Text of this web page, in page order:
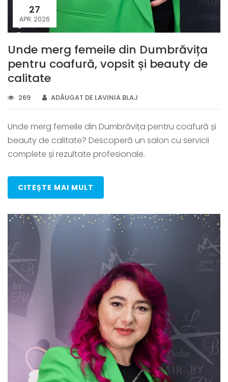
27
APR. 2026
Unde merg femeile din Dumbrăvița
pentru coafură, vopsit și beauty de
calitate
269 ADĂUGAT DE LAVINIA BLAJ
Unde merg femeile din Dumbrăvița pentru coafură și
beauty de calitate? Descoperă un salon cu servicii
complete și rezultate profesionale.
CITEȘTE MAI MULT